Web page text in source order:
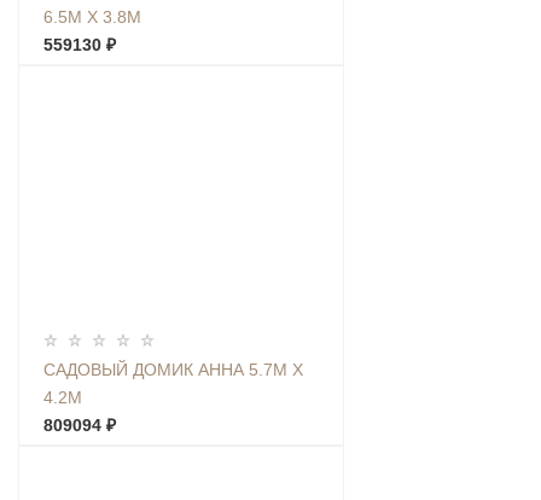
6.5М Х 3.8М
559130 ₽
САДОВЫЙ ДОМИК АННА 5.7М Х
4.2М
809094 ₽